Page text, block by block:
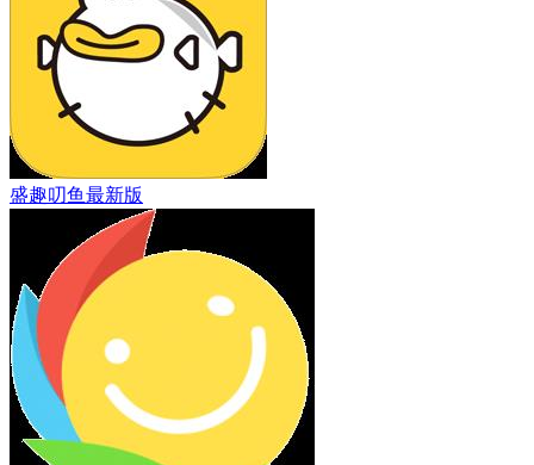
盛趣叨鱼最新版